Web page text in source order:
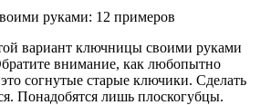
вариант ключницы своими руками
внимание, как любопытно
согнутые старые ключики. Сделать
Понадобятся лишь плоскогубцы.